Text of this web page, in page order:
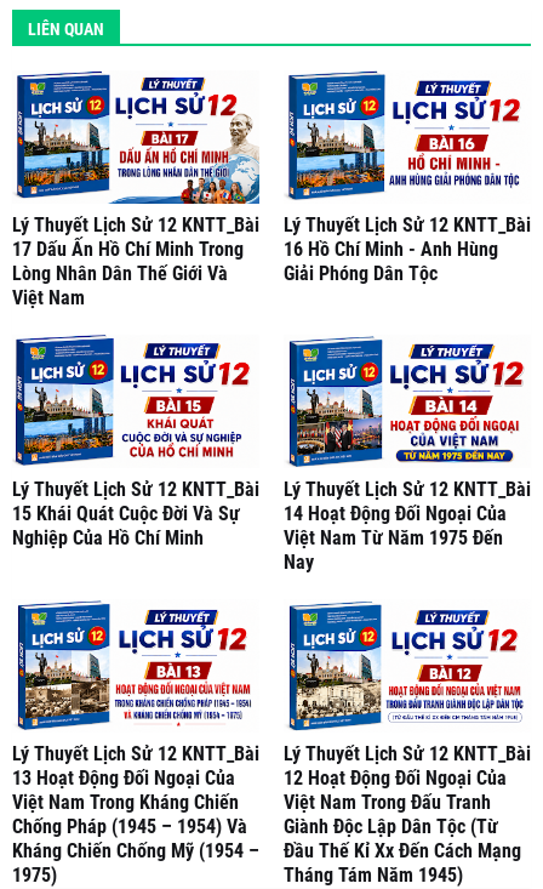
LIÊN QUAN
Lý Thuyết Lịch Sử 12 KNTT_Bài
17 Dấu Ấn Hồ Chí Minh Trong
Lòng Nhân Dân Thế Giới Và
Việt Nam
Lý Thuyết Lịch Sử 12 KNTT_Bài
16 Hồ Chí Minh - Anh Hùng
Giải Phóng Dân Tộc
Lý Thuyết Lịch Sử 12 KNTT_Bài
15 Khái Quát Cuộc Đời Và Sự
Nghiệp Của Hồ Chí Minh
Lý Thuyết Lịch Sử 12 KNTT_Bài
14 Hoạt Động Đối Ngoại Của
Việt Nam Từ Năm 1975 Đến
Nay
Lý Thuyết Lịch Sử 12 KNTT_Bài
13 Hoạt Động Đối Ngoại Của
Việt Nam Trong Kháng Chiến
Chống Pháp (1945 – 1954) Và
Kháng Chiến Chống Mỹ (1954 –
1975)
Lý Thuyết Lịch Sử 12 KNTT_Bài
12 Hoạt Động Đối Ngoại Của
Việt Nam Trong Đấu Tranh
Giành Độc Lập Dân Tộc (Từ
Đầu Thế Kỉ Xx Đến Cách Mạng
Tháng Tám Năm 1945)